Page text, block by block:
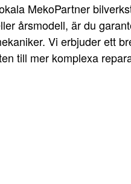
MekoPartner
årsmodell, är du
Vi erbjuder ett
till mer komplexa